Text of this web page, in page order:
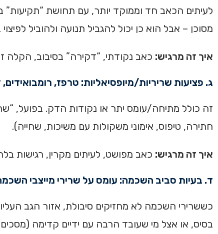
לעיתים הכאב חד וממוקד יותר, עם תחושת “תקיעות”
מסוכן – אבל הוא כן יכול להגביל תנועה ולהוביל
איך זה מרגיש: כאב נקודתי, “דקירה” בסיבוב, הקלה
ג. פציעות שריריות/מיופסיאליות: טרפז, רומבואידים,
זה כולל מתיחה/עומס יתר או נקודות הדק. בפועל,
חתירה, טיפוס, אימוני משקולות עם משיכות, שחייה).
איך זה מרגיש: כאב מפושט, לעיתים מקרין, רגישות
ד. בעיות סביב השכמה: עומס על שרירי מייצבי
כששרירי השכמה לא מחזיקים סיבולת, אזור הגב
בסיס, או אצל מי שעובד הרבה עם ידיים קדימה